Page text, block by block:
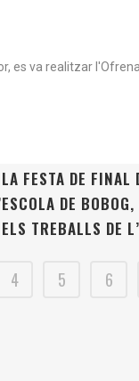
es va realitzar
FESTA DE
DE
TREBALLS DE
4 5 6